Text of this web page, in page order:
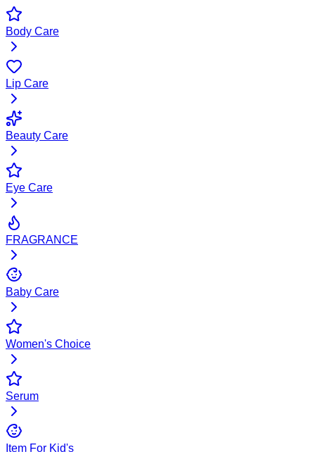
Body Care
Lip Care
Beauty Care
Eye Care
FRAGRANCE
Baby Care
Women's Choice
Serum
Item For Kid's